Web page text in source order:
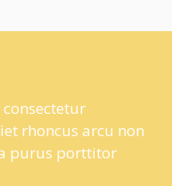
rhoncus arcu non
purus porttitor